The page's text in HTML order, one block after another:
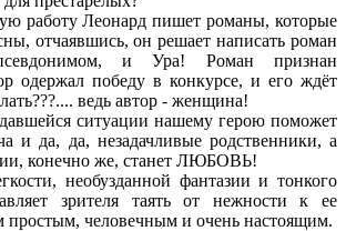
работу Леонард пишет романы, которые
отчаявшись, он решает написать роман
и Ура! Роман признан
одержал победу в конкурсе, и его ждёт
ведь автор - женщина!
ситуации нашему герою поможет
и да, да, незадачливые родственники, а
конечно же, станет ЛЮБОВЬ!
необузданной фантазии и тонкого
зрителя таять от нежности к ее
простым, человечным и очень настоящим.